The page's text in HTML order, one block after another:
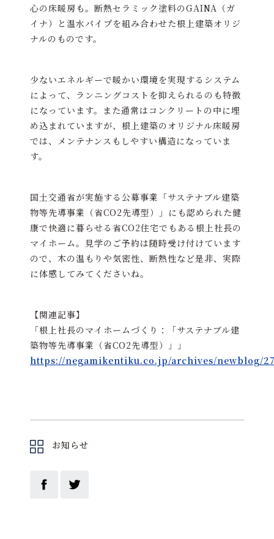
心の床暖房も。断熱セラミック塗料のGAINA（ガ
イナ）と温水パイプを組み合わせた根上建築オリジ
ナルのものです。
少ないエネルギーで暖かい環境を実現するシステム
によって、ランニングコストを抑えられるのも特徴
になっています。また通常はコンクリートの中に埋
め込まれていますが、根上建築のオリジナル床暖房
では、メンテナンスもしやすい構造になっていま
す。
国土交通省が実施する公募事業「サステナブル建築
物等先導事業（省CO2先導型）」にも認められた健
康で快適に暮らせる省CO2住宅でもある根上社長の
マイホーム。見学のご予約は随時受け付けています
ので、木の温もりや気密性、断熱性など是非、実際
に体感してみてくださいね。
【関連記事】
「根上社長のマイホームづくり：「サステナブル建
築物等先導事業（省CO2先導型）」」
https://negamikentiku.co.jp/archives/newblog/
お知らせ